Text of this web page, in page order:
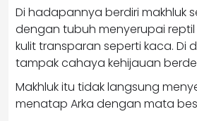
Di hadapannya berdiri makhluk
dengan tubuh menyerupai reptil
kulit transparan seperti kaca. Di
tampak cahaya kehijauan
Makhluk itu tidak langsung
menatap Arka dengan mata